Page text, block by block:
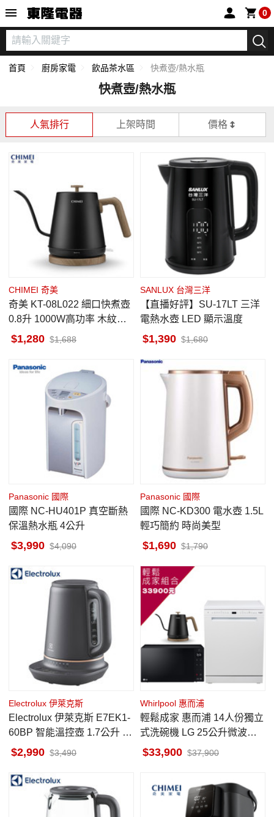
0
首頁 廚房家電 飲品茶水區 快煮壺/熱水瓶
快煮壺/熱水瓶
人氣排行 上架時間 價格
CHIMEI 奇美
奇美 KT-08L022 細口快煮壺
0.8升 1000W高功率 木紋質
感設計
1,280 1,688
SANLUX 台灣三洋
【直播好評】SU-17LT 三洋
電熱水壺 LED 顯示溫度
1,390 1,680
Panasonic 國際
國際 NC-HU401P 真空斷熱
保溫熱水瓶 4公升
3,990 4,090
Panasonic 國際
國際 NC-KD300 電水壺 1.5L
輕巧簡約 時尚美型
1,690 1,790
Electrolux 伊萊克斯
Electrolux 伊萊克斯 E7EK1-
60BP 智能溫控壺 1.7公升 Ex
plore 7
2,990 3,490
Whirlpool 惠而浦
輕鬆成家 惠而浦 14人份獨立
式洗碗機 LG 25公升微波爐
奇美細口快煮壺 0.8升
33,900 37,900